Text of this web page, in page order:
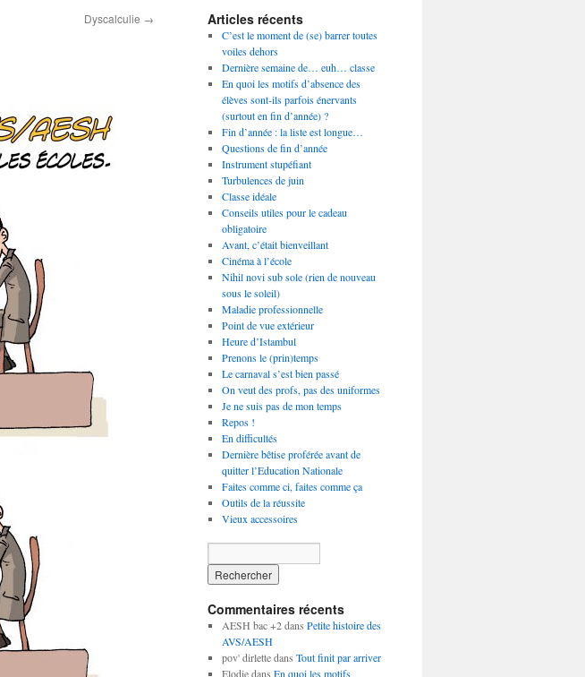
Dyscalculie → Articles récents
C’est le moment de (se) barrer toutes
voiles dehors
Dernière semaine de… euh… classe
En quoi les motifs d’absence des
élèves sont-ils parfois énervants
(surtout en fin d’année) ?
Fin d’année : la liste est longue…
Questions de fin d’année
Instrument stupéfiant
Turbulences de juin
Classe idéale
Conseils utiles pour le cadeau
obligatoire
Avant, c’était bienveillant
Cinéma à l’école
Nihil novi sub sole (rien de nouveau
sous le soleil)
Maladie professionnelle
Point de vue extérieur
Heure d’Istambul
Prenons le (prin)temps
Le carnaval s’est bien passé
On veut des profs, pas des uniformes
Je ne suis pas de mon temps
Repos !
En difficultés
Dernière bêtise proférée avant de
quitter l’Education Nationale
Faites comme ci, faites comme ça
Outils de la réussite
Vieux accessoires
Commentaires récents
AESH bac +2dans Petite histoire des
AVS/AESH
pov' dirlettedans Tout finit par arriver
Elodiedans En quoi les motifs